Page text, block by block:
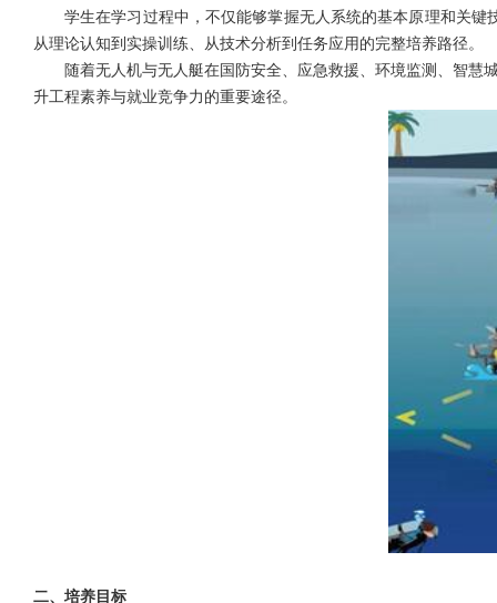
学生在学习过程中，不仅能够掌握无人系统的基本原理和关
从理论认知到实操训练、从技术分析到任务应用的完整培养路径。
随着无人机与无人艇在国防安全、应急救援、环境监测、智慧
升工程素养与就业竞争力的重要途径。
二、 培养目标